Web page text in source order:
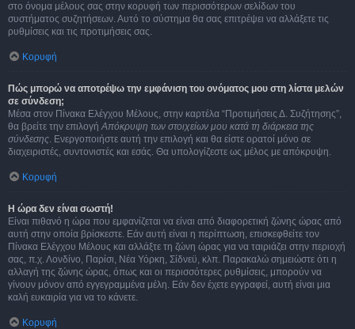
στο όνομα μέλους σας στην κορυφή των περισσότερων σελίδων του
συστήματος συζητήσεων. Αυτό το σύστημα θα σας επιτρέψει να αλλάξετε τις
ρυθμίσεις και τις προτιμήσεις σας.
Κορυφή
Πώς μπορώ να αποτρέψω την εμφάνιση του ονόματος μου στη λίστα μελών
σε σύνδεση;
Μέσα στον Πίνακα Ελέγχου Μέλους, στην καρτέλα “Προτιμήσεις Δ. Συζήτησης”,
θα βρείτε την επιλογήΑπόκρυψη των στοιχείων μου κατά τη διάρκεια της
σύνδεσης. Ενεργοποιήστε αυτή την επιλογή και θα είστε ορατοί μόνο σε
διαχειριστές, συντονιστές και εσάς. Θα υπολογίζεστε ως μέλος με απόκρυψη.
Κορυφή
Η ώρα δεν είναι σωστή!
Είναι πιθανό η ώρα που εμφανίζεται να είναι από διαφορετική ζώνης ώρας από
αυτή στην οποία βρίσκεστε. Εάν αυτή είναι η περίπτωση, επισκεφθείτε τον
Πίνακα Ελέγχου Μέλους και αλλάξτε τη ζώνη ώρας για να ταιριάζει στην περιοχή
σας, π.χ. Λονδίνο, Παρίσι, Νέα Υόρκη, Σίδνεϋ, κλπ. Παρακαλώ σημειώστε ότι η
αλλαγή της ζώνης ώρας, όπως και οι περισσότερες ρυθμίσεις, μπορούν να
γίνουν μόνον από εγγεγραμμένα μέλη. Εάν δεν έχετε εγγραφεί, αυτή είναι μια
καλή ευκαιρία για να το κάνετε.
Κορυφή